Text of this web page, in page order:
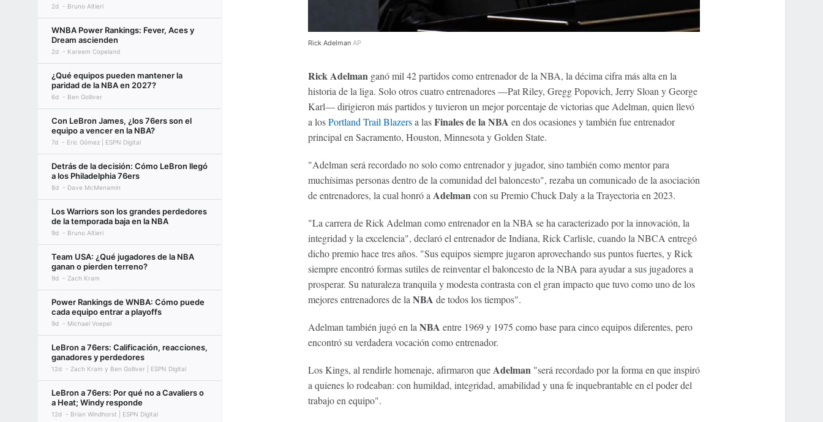
2d Bruno Altieri
WNBA Power Rankings: Fever, Aces y
Dream ascienden
2d Kareem Copeland
¿Qué equipos pueden mantener la
paridad de la NBA en 2027?
6d Ben Golliver
Con LeBron James, ¿los 76ers son el
equipo a vencer en la NBA?
7d Eric Gómez | ESPN Digital
Detrás de la decisión: Cómo LeBron llegó
a los Philadelphia 76ers
8d Dave McMenamin
Los Warriors son los grandes perdedores
de la temporada baja en la NBA
9d Bruno Altieri
Team USA: ¿Qué jugadores de la NBA
ganan o pierden terreno?
9d Zach Kram
Power Rankings de WNBA: Cómo puede
cada equipo entrar a playoffs
9d Michael Voepel
LeBron a 76ers: Calificación, reacciones,
ganadores y perdedores
12d Zach Kram y Ben Golliver | ESPN Digital
LeBron a 76ers: Por qué no a Cavaliers o
a Heat; Windy responde
12d Brian Windhorst | ESPN Digital
Rick Adelman AP
Rick Adelmanganó mil 42 partidos como entrenador de la NBA, la décima cifra más alta en la
historia de la liga. Solo otros cuatro entrenadores —Pat Riley, Gregg Popovich, Jerry Sloan y George
Karl— dirigieron más partidos y tuvieron un mejor porcentaje de victorias que Adelman, quien llevó
a losPortland Trail Blazersa lasFinales de la NBA en dos ocasiones y también fue entrenador
principal en Sacramento, Houston, Minnesota y Golden State.
"Adelman será recordado no solo como entrenador y jugador, sino también como mentor para
muchísimas personas dentro de la comunidad del baloncesto", rezaba un comunicado de la asociación
de entrenadores, la cual honró aAdelmancon su Premio Chuck Daly a la Trayectoria en 2023.
"La carrera de Rick Adelman como entrenador en la NBA se ha caracterizado por la innovación, la
integridad y la excelencia", declaró el entrenador de Indiana, Rick Carlisle, cuando la NBCA entregó
dicho premio hace tres años. "Sus equipos siempre jugaron aprovechando sus puntos fuertes, y Rick
siempre encontró formas sutiles de reinventar el baloncesto de la NBA para ayudar a sus jugadores a
prosperar. Su naturaleza tranquila y modesta contrasta con el gran impacto que tuvo como uno de los
mejores entrenadores de laNBA de todos los tiempos".
Adelman también jugó en laNBA entre 1969 y 1975 como base para cinco equipos diferentes, pero
encontró su verdadera vocación como entrenador.
Los Kings, al rendirle homenaje, afirmaron queAdelman "será recordado por la forma en que inspiró
a quienes lo rodeaban: con humildad, integridad, amabilidad y una fe inquebrantable en el poder del
trabajo en equipo".